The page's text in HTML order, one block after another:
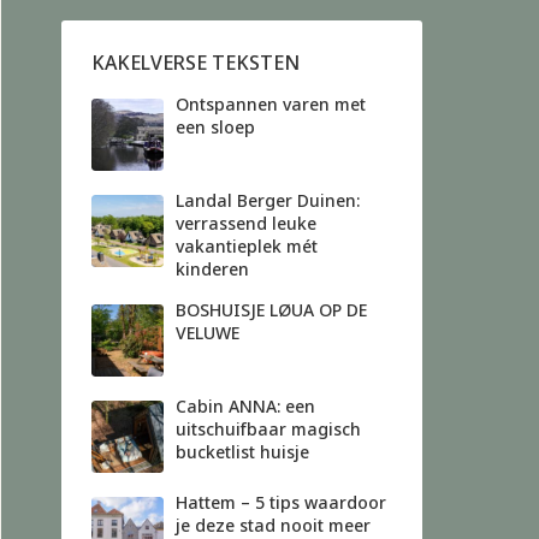
KAKELVERSE TEKSTEN
Ontspannen varen met
een sloep
Landal Berger Duinen:
verrassend leuke
vakantieplek mét
kinderen
BOSHUISJE LØUA OP DE
VELUWE
Cabin ANNA: een
uitschuifbaar magisch
bucketlist huisje
Hattem – 5 tips waardoor
je deze stad nooit meer